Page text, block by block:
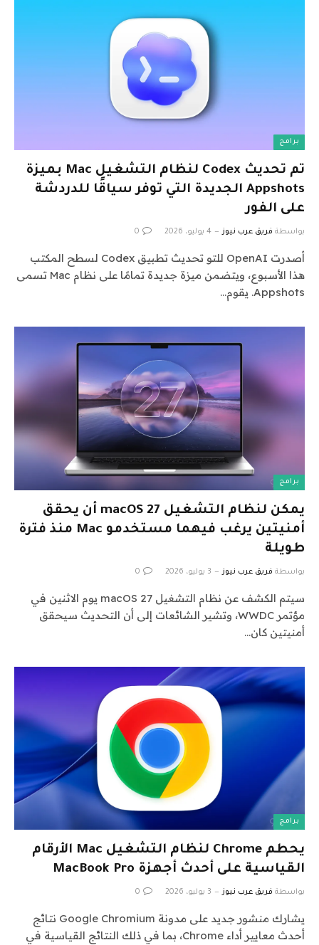
برامج
تم تحديث Codex لنظام التشغيل Mac بميزة
Appshots الجديدة التي توفر سياقًا للدردشة
على الفور
بواسطة فريق عرب نيوز 4 يوليو، 2026 0
أصدرت OpenAI للتو تحديث تطبيق Codex لسطح المكتب
هذا الأسبوع، ويتضمن ميزة جديدة تمامًا على نظام Mac تسمى
Appshots. يقوم…
برامج
يمكن لنظام التشغيل macOS 27 أن يحقق
أمنيتين يرغب فيهما مستخدمو Mac منذ فترة
طويلة
بواسطة فريق عرب نيوز 3 يوليو، 2026 0
سيتم الكشف عن نظام التشغيل macOS 27 يوم الاثنين في
مؤتمر WWDC، وتشير الشائعات إلى أن التحديث سيحقق
أمنيتين كان…
برامج
يحطم Chrome لنظام التشغيل Mac الأرقام
القياسية على أحدث أجهزة MacBook Pro
بواسطة فريق عرب نيوز 3 يوليو، 2026 0
يشارك منشور جديد على مدونة Google Chromium نتائج
أحدث معايير أداء Chrome، بما في ذلك النتائج القياسية في